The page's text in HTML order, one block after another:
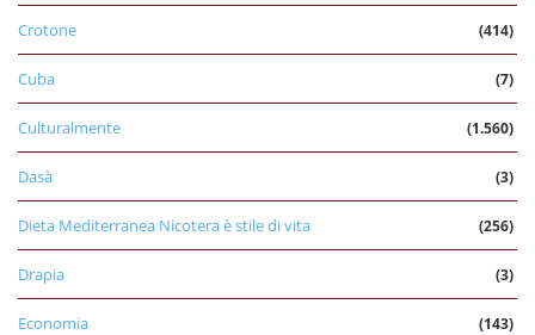
Crotone (414)
Cuba (7)
Culturalmente (1.560)
Dasà (3)
Dieta Mediterranea Nicotera è stile di vita (256)
Drapia (3)
Economia (143)